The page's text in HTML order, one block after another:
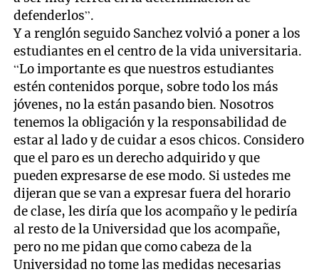
defenderlos”.
Y a renglón seguido Sanchez volvió a poner a los
estudiantes en el centro de la vida universitaria.
“Lo importante es que nuestros estudiantes
estén contenidos porque, sobre todo los más
jóvenes, no la están pasando bien. Nosotros
tenemos la obligación y la responsabilidad de
estar al lado y de cuidar a esos chicos. Considero
que el paro es un derecho adquirido y que
pueden expresarse de ese modo. Si ustedes me
dijeran que se van a expresar fuera del horario
de clase, les diría que los acompaño y le pediría
al resto de la Universidad que los acompañe,
pero no me pidan que como cabeza de la
Universidad no tome las medidas necesarias